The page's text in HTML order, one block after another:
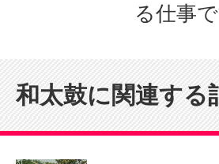
る仕事で
和太鼓に関連する